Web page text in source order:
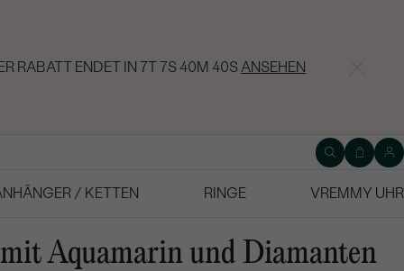
RABATT ENDET IN 7T 7S 40M 39SANSEHEN
/ KETTEN RINGE
VREMMY UHR
Aquamarin und Diamanten